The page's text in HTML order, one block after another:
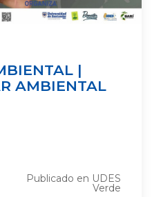
|
AMBIENTAL
Publicado en UDES
Verde